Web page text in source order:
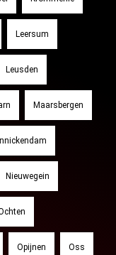
Leersum
Leusden
Maarsbergen
Nieuwegein
Opijnen Oss